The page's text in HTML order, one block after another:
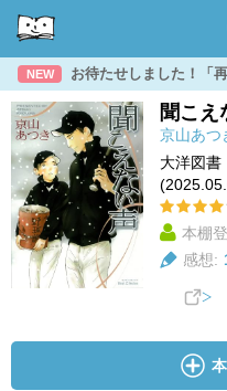
NEW お待たせしました！「
聞こえ
京山あつ
大洋図書
本棚
感想: